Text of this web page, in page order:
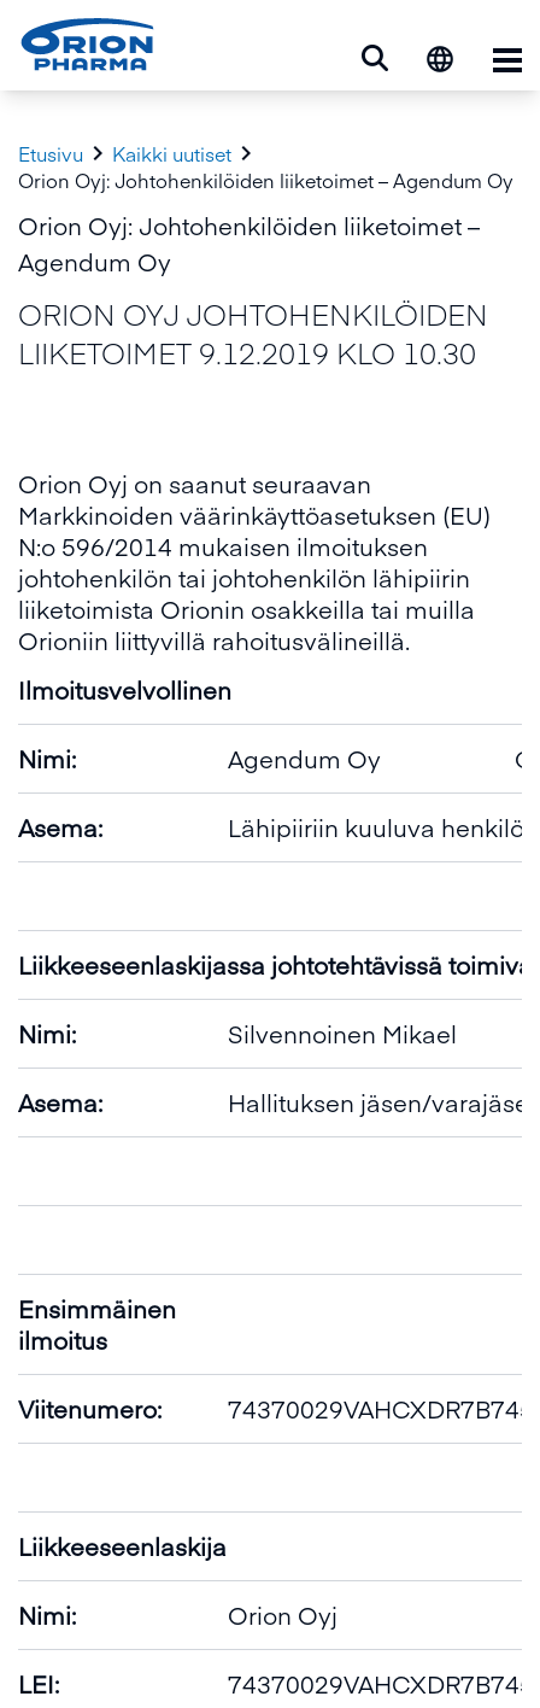
Etusivu  Kaikki uutiset 
Orion Oyj: Johtohenkilöiden liiketoimet – Agendum Oy
Orion Oyj: Johtohenkilöiden liiketoimet –
Agendum Oy
ORION OYJ JOHTOHENKILÖIDEN
LIIKETOIMET 9.12.2019 KLO 10.30
Orion Oyj on saanut seuraavan
Markkinoiden väärinkäyttöasetuksen (EU)
N:o 596/2014 mukaisen ilmoituksen
johtohenkilön tai johtohenkilön lähipiirin
liiketoimista Orionin osakkeilla tai muilla
Orioniin liittyvillä rahoitusvälineillä.
Ilmoitusvelvollinen
Nimi: Agendum Oy
Asema: Lähipiiriin kuuluva henkilö
Liikkeeseenlaskijassa johtotehtävissä
Nimi: Silvennoinen Mikael
Asema: Hallituksen jäsen/
Ensimmäinen
ilmoitus
Viitenumero:
Liikkeeseenlaskija
Nimi: Orion Oyj
LEI: 74370029VAHCXDR7B745